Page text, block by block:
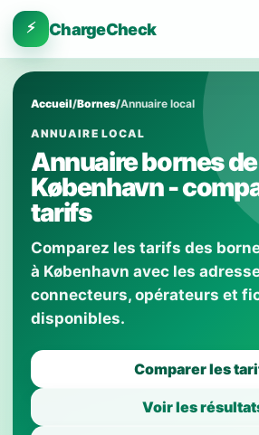
⚡ ChargeCheck
Accueil/Bornes/Annuaire local
ANNUAIRE LOCAL
Annuaire bornes
København -
tarifs
Comparez les tarifs des
à København avec les
connecteurs, opérateurs et
disponibles.
Comparer les
Voir les